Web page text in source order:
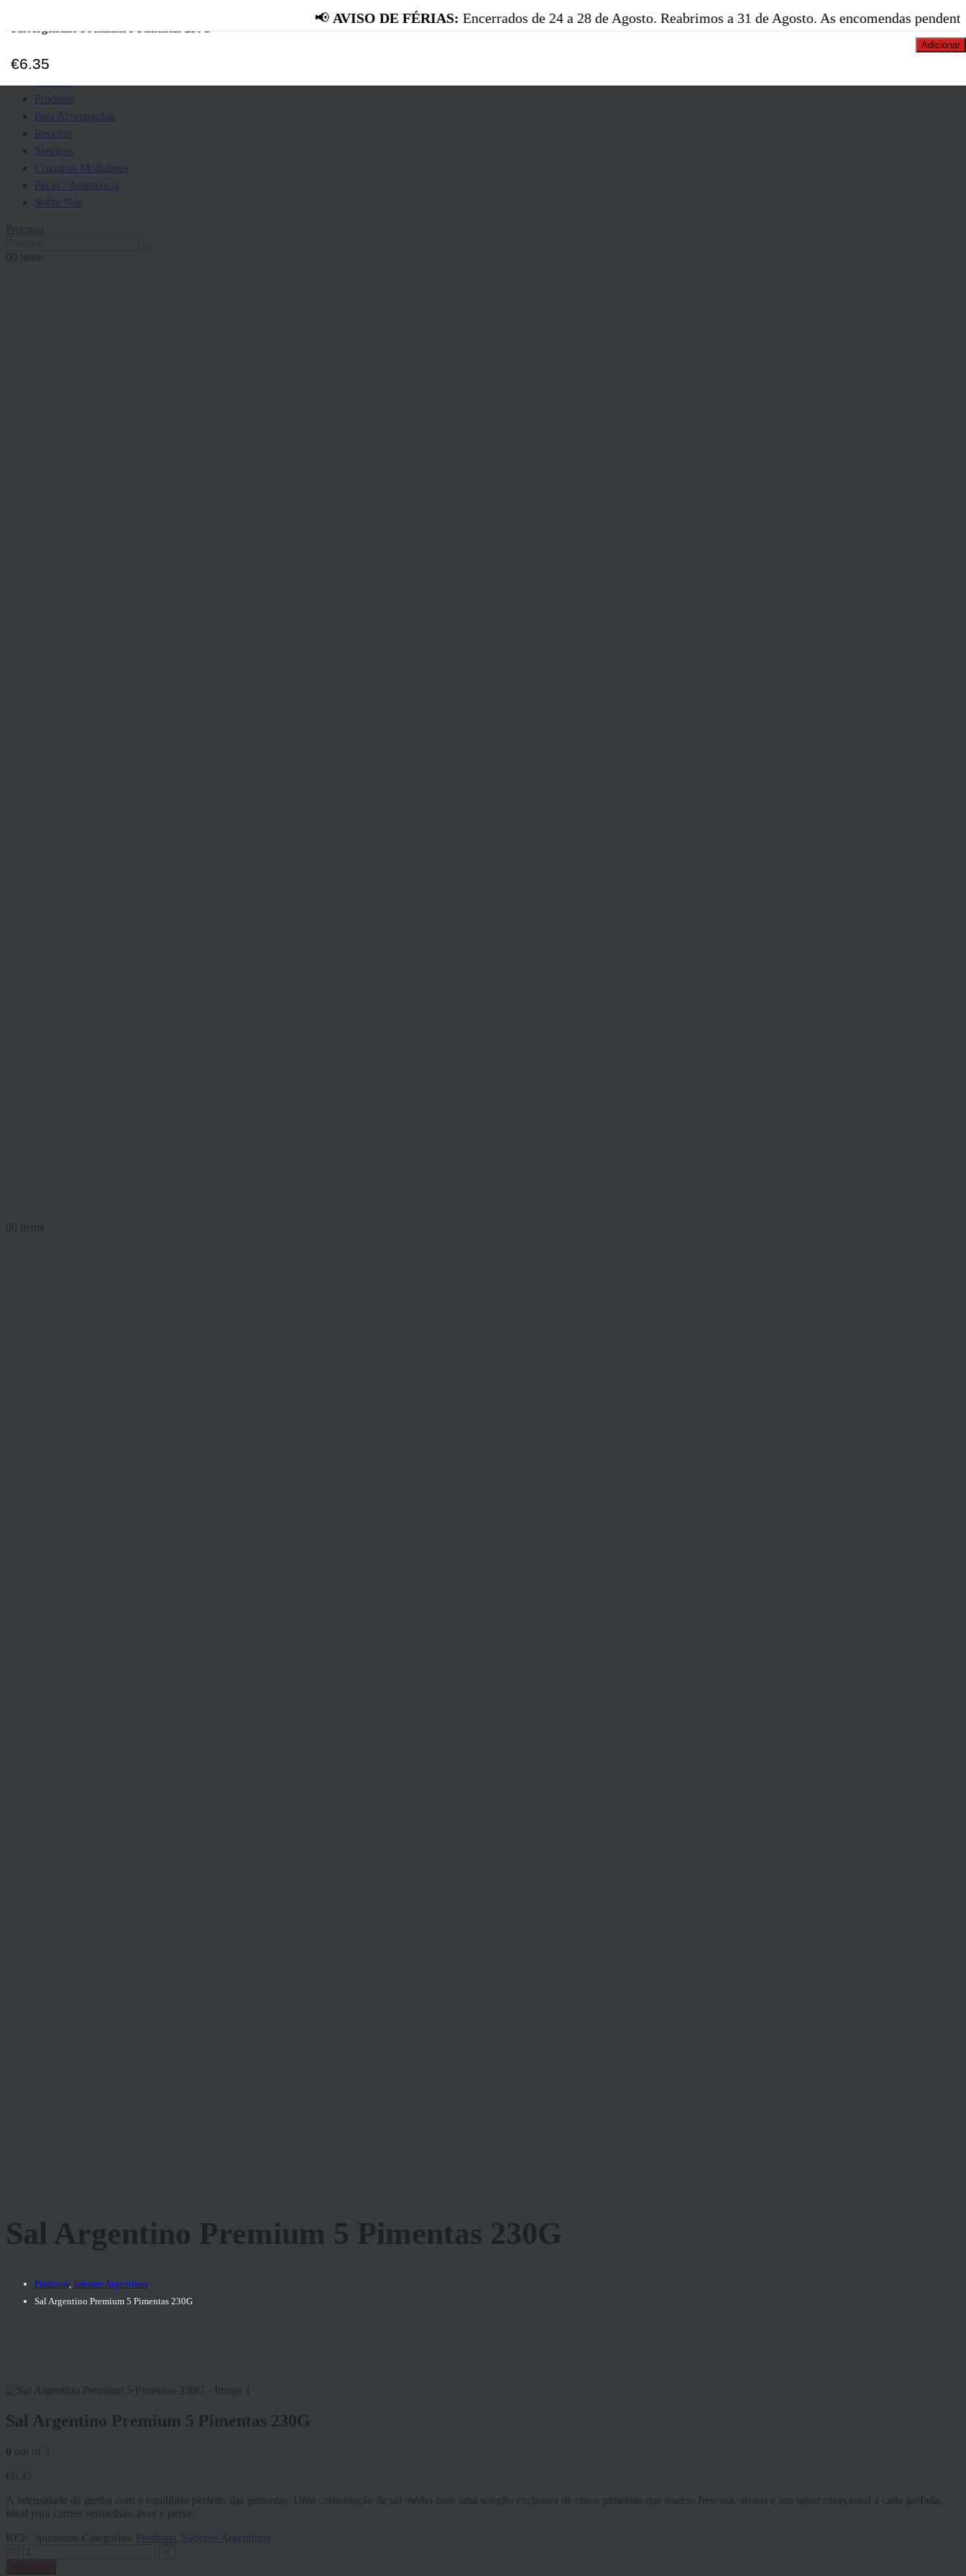
AVISO DE FÉRIAS:Encerrados de 24 a 28 de Agosto. Reabrimos a 31 de Agosto. As encomendas pendentes serão
Cursos
Produtos
Para Acompanhar
Receitas
Serviços
Cozinhas Modulares
Peças / Assistência
Sobre Nós
Procurar
00 items
00 items
Sal Argentino Premium 5 Pimentas 230G
Produtos, Sabores Argentinos
Sal Argentino Premium 5 Pimentas 230G
Sal Argentino Premium 5 Pimentas 230G
Sal Argentino Premium 5 Pimentas 230G
€6.35
Adicionar
0 out of 5
€ 6.35
A intensidade da grelha com o equilíbrio perfeito das pimentas. Uma combinação de sal médio com uma seleção exclusiva de cinco pimentas que trazem frescura, aroma e um sabor excecional a cada garfada.
Ideal para carnes vermelhas, aves e peixe.
REF:
5pimentas Categorias: Produtos Sabores Argentinos
-